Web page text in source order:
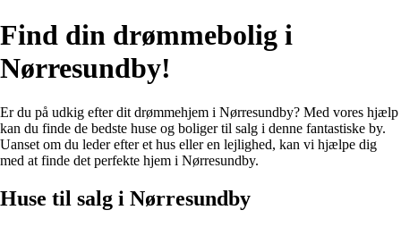
Find din drømmebolig i
Nørresundby!
Er du på udkig efter dit drømmehjem i Nørresundby? Med vores hjælp
kan du finde de bedste huse og boliger til salg i denne fantastiske by.
Uanset om du leder efter et hus eller en lejlighed, kan vi hjælpe dig
med at finde det perfekte hjem i Nørresundby.
Huse til salg i Nørresundby